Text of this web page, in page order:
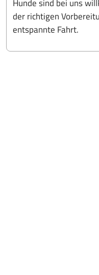
Hunde sind bei uns
der richtigen
entspannte Fahrt.